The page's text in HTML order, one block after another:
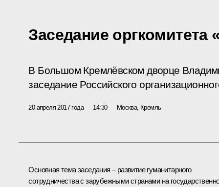
Заседание оргкомитета
В Большом Кремлёвском дворце
заседание Российского
20 апреля 2017 года 14:30 Москва, Кремль
Основная тема заседания – развитие гуманитарного
сотрудничества с зарубежными странами на